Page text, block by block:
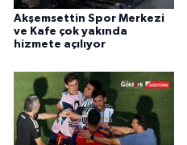
Akşemsettin Spor Merkezi
ve Kafe çok yakında
hizmete açılıyor